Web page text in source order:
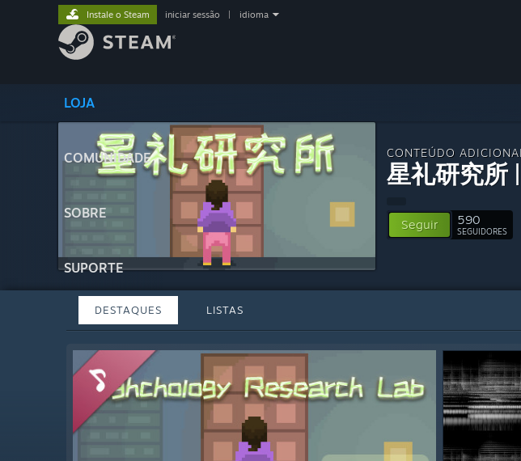
LOJA
COMUNIDADE
SOBRE
SUPORTE
Instale o Steam iniciar sessão idioma
CONTEÚDO
星礼研究所
Seguir 590
SEGUIDORES
DESTAQUES LISTAS